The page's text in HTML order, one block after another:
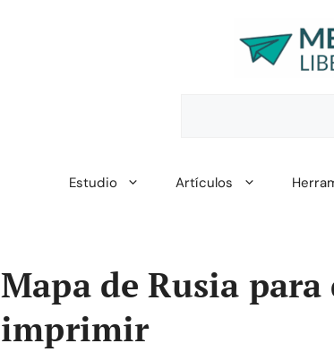
Estudio Artículos
Mapa de Rusia para
imprimir